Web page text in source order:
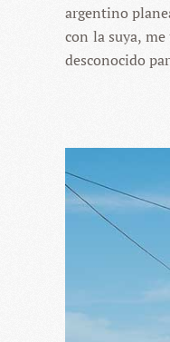
argentino
con la suya,
desconocido